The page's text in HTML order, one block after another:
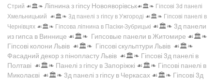
Стрий ☙🏛️❧ Ліпнина з гіпсу Новояворівськ☙🏛️❧ Гіпсові 3d панелі
Хмельницький ☙🏛️❧ 3д панелі з гіпсу в Ужгороді ☙🏛️❧ Гіпсові панелі в
Чернівцях ☙🏛️❧ Гіпсова ліпнина в Пасіки-Зубрицькі ☙🏛️❧ 3д панели
из гипса в Виннице ☙🏛️❧ Гипсовые панели в Житомире ☙🏛️❧
Гіпсові колони Львів ☙🏛️❧ Гіпсові скульптури Львів ☙🏛️❧
Фасадний декор з пінопласту Львів ☙🏛️❧ Гіпсові 3д панелі в
Полтаві ☙🏛️❧ Панелі з гіпсу в Запоріжжі ☙🏛️❧ Гіпсові панелі в
Миколаєві ☙🏛️❧ 3д панелі з гіпсу в Черкасах ☙🏛️❧ Гіпсові 3д